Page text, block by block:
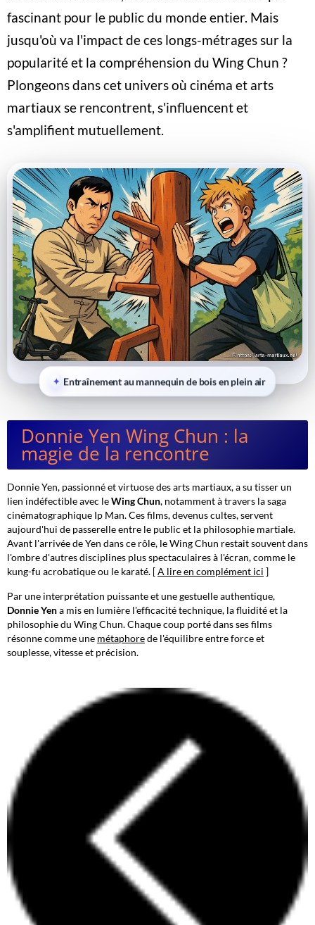
fascinant pour le public du monde entier. Mais
jusqu'où va l'impact de ces longs-métrages sur la
popularité et la compréhension du Wing Chun ?
Plongeons dans cet univers où cinéma et arts
martiaux se rencontrent, s'influencent et
s'amplifient mutuellement.
Entraînement au mannequin de bois en plein air
Donnie Yen Wing Chun : la
magie de la rencontre
Donnie Yen, passionné et virtuose des arts martiaux, a su tisser un
lien indéfectible avec leWing Chun, notamment à travers la saga
cinématographique Ip Man. Ces films, devenus cultes, servent
aujourd'hui de passerelle entre le public et la philosophie martiale.
Avant l'arrivée de Yen dans ce rôle, le Wing Chun restait souvent dans
l'ombre d'autres disciplines plus spectaculaires à l'écran, comme le
kung-fu acrobatique ou le karaté. [A lire en complément ici ]
Par une interprétation puissante et une gestuelle authentique,
Donnie Yena mis en lumière l'efficacité technique, la fluidité et la
philosophie du Wing Chun. Chaque coup porté dans ses films
résonne comme une métaphorede l'équilibre entre force et
souplesse, vitesse et précision.